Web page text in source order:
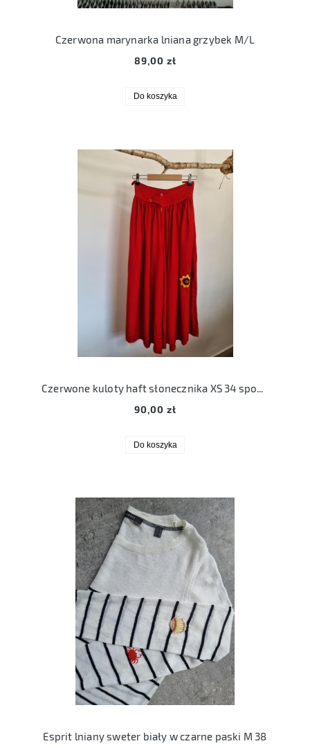
Czerwona marynarka lniana grzybek M/L
89,00 zł
Do koszyka
Czerwone kuloty haft słonecznika XS 34 spodnie szerokie
90,00 zł
Do koszyka
Esprit lniany sweter biały w czarne paski M 38